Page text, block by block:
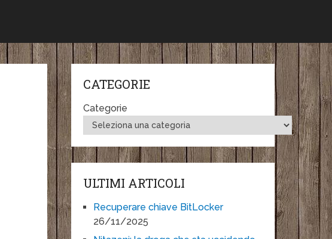
CATEGORIE
Categorie
ULTIMI ARTICOLI
Recuperare chiave BitLocker
26/11/2025